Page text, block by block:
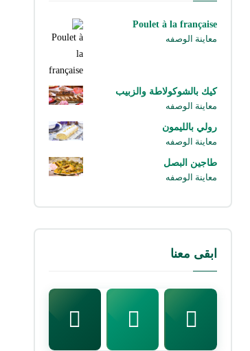
Poulet à la française
معاينة الوصفه
كيك بالشوكولاطة والزبيب
معاينة الوصفه
رولي بالليمون
معاينة الوصفه
طاجين البصل
معاينة الوصفه
ابقى معنا